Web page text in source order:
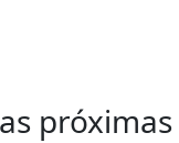
próximas